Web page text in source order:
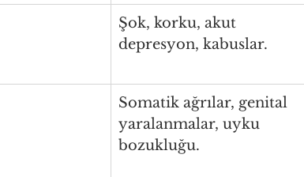
Şok, korku, akut
depresyon, kabuslar.
Somatik ağrılar, genital
yaralanmalar, uyku
bozukluğu.